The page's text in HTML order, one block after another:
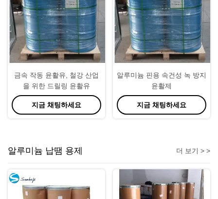
금속 작동 윤활유, 철강 산업
을 위한 드릴링 윤활유
지금 채팅하세요
알루미늄 핀용 속건성 녹 방지
윤활제
지금 채팅하세요
알루미늄 납땜 용제 더 보기 > >